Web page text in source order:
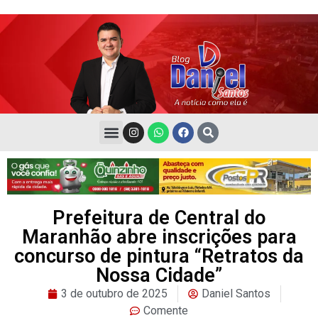
Prefeitura de Central do
Maranhão abre inscrições para
concurso de pintura “Retratos da
Nossa Cidade”
3 de outubro de 2025
Daniel Santos
Comente